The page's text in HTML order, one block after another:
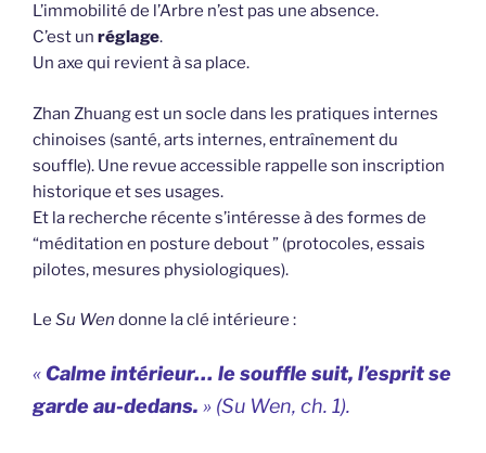
L’immobilité de l’Arbre n’est pas une absence.
C’est un réglage.
Un axe qui revient à sa place.
Zhan Zhuang est un socle dans les pratiques internes
chinoises (santé, arts internes, entraînement du
souffle). Une revue accessible rappelle son inscription
historique et ses usages.
Et la recherche récente s’intéresse à des formes de
“méditation en posture debout ” (protocoles, essais
pilotes, mesures physiologiques).
Le Su Wen donne la clé intérieure :
« Calme intérieur… le souffle suit, l’esprit se
garde au-dedans. » (Su Wen, ch. 1).